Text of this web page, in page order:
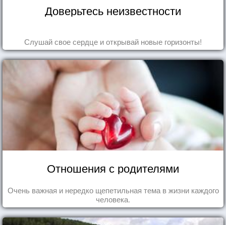
Доверьтесь неизвестности
Слушай свое сердце и открывай новые горизонты!
Отношения с родителями
Очень важная и нередко щепетильная тема в жизни каждого
человека.